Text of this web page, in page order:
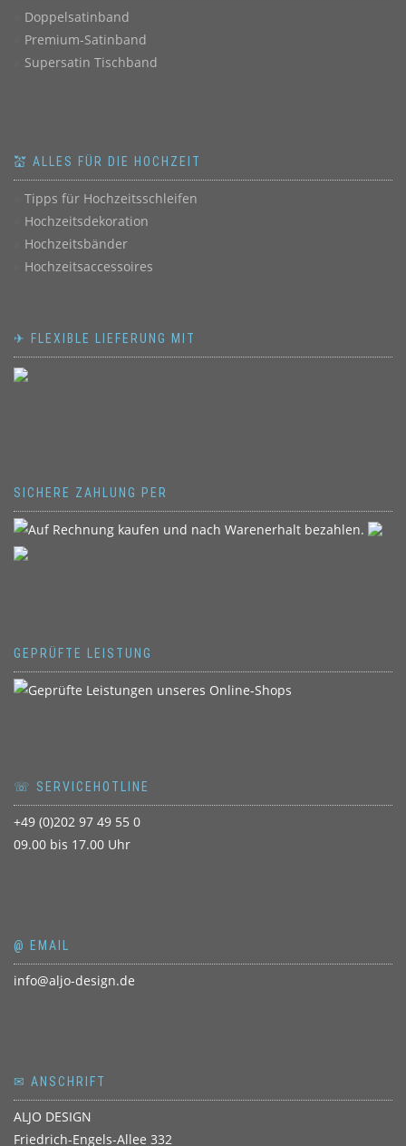
Doppelsatinband
Premium-Satinband
Supersatin Tischband
💒 ALLES FÜR DIE HOCHZEIT
Tipps für Hochzeitsschleifen
Hochzeitsdekoration
Hochzeitsbänder
Hochzeitsaccessoires
✈ FLEXIBLE LIEFERUNG MIT
SICHERE ZAHLUNG PER
GEPRÜFTE LEISTUNG
☏ SERVICEHOTLINE
+49 (0)202 97 49 55 0
09.00 bis 17.00 Uhr
@ EMAIL
info@aljo-design.de
✉ ANSCHRIFT
ALJO DESIGN
Friedrich-Engels-Allee 332